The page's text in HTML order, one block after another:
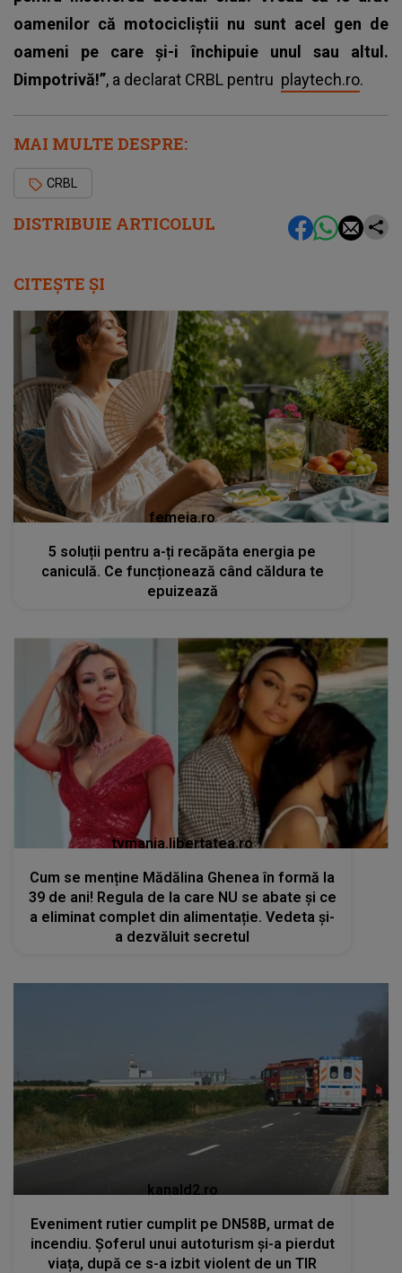
DISTRIBUIE ARTICOLUL
oamenilor că motocicliștii nu sunt acel gen de
oameni pe care și-i închipuie unul sau altul.
Dimpotrivă!”, a declarat CRBL pentru playtech.ro.
MAI MULTE DESPRE:
CRBL
CITEȘTE ȘI
femeia.ro
5 soluții pentru a-ți recăpăta energia pe
caniculă. Ce funcționează când căldura te
epuizează
tvmania.libertatea.ro
Cum se menține Mădălina Ghenea în formă la
39 de ani! Regula de la care NU se abate și ce
a eliminat complet din alimentație. Vedeta și-
a dezvăluit secretul
kanald2.ro
Eveniment rutier cumplit pe DN58B, urmat de
incendiu. Șoferul unui autoturism și-a pierdut
viața, după ce s-a izbit violent de un TIR